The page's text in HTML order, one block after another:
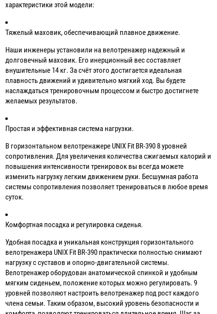
характеристики этой модели:
Тяжелый маховик, обеспечивающий плавное движение.
Наши инженеры установили на велотренажер надежный и
долговечный маховик. Его инерционный вес составляет
внушительные 14 кг. За счёт этого достигается идеальная
плавность движений и удивительно мягкий ход. Вы будете
наслаждаться тренировочным процессом и быстро достигнете
желаемых результатов.
Простая и эффективная система нагрузки.
В горизонтальном велотренажере UNIX Fit BR-390 8 уровней
сопротивления. Для увеличения количества сжигаемых калорий и
повышения интенсивности тренировок вы всегда можете
изменить нагрузку легким движением руки. Бесшумная работа
системы сопротивления позволяет тренироваться в любое время
суток.
Комфортная посадка и регулировка сиденья.
Удобная посадка и уникальная конструкция горизонтального
велотренажера UNIX Fit BR-390 практически полностью снимают
нагрузку с суставов и опорно-двигательной системы.
Велотренажер оборудован анатомической спинкой и удобным
мягким сиденьем, положение которых можно регулировать. 9
уровней позволяют настроить велотренажер под рост каждого
члена семьи. Таким образом, высокий уровень безопасности и